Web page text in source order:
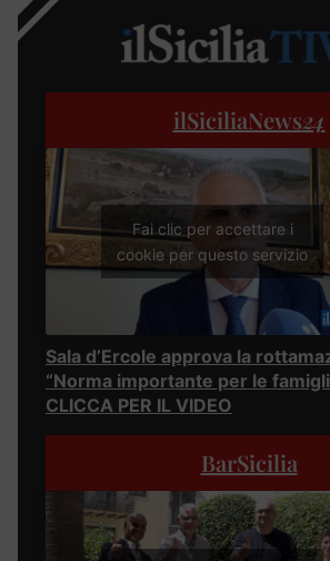
ilSiciliaNews24
Fai clic per accettare i
cookie per questo servizio
Sala d’Ercole approva la
“Norma importante per le
CLICCA PER IL VIDEO
BarSicilia